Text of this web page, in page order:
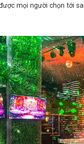
mọi người chọn tới